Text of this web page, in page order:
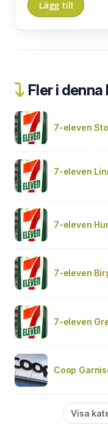
Fler i
7-eleven
7-eleven
7-eleven
7-eleven
7-eleven
Coop
Visa